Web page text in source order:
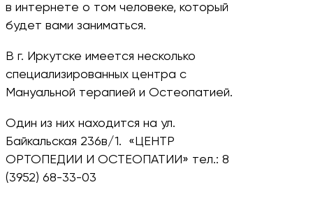
в интернете о том человеке, который
будет вами заниматься.
В г. Иркутске имеется несколько
специализированных центра с
Мануальной терапией и Остеопатией.
Один из них находится на ул.
Байкальская 236в/1. «ЦЕНТР
ОРТОПЕДИИ И ОСТЕОПАТИИ» тел.: 8
(3952) 68-33-03